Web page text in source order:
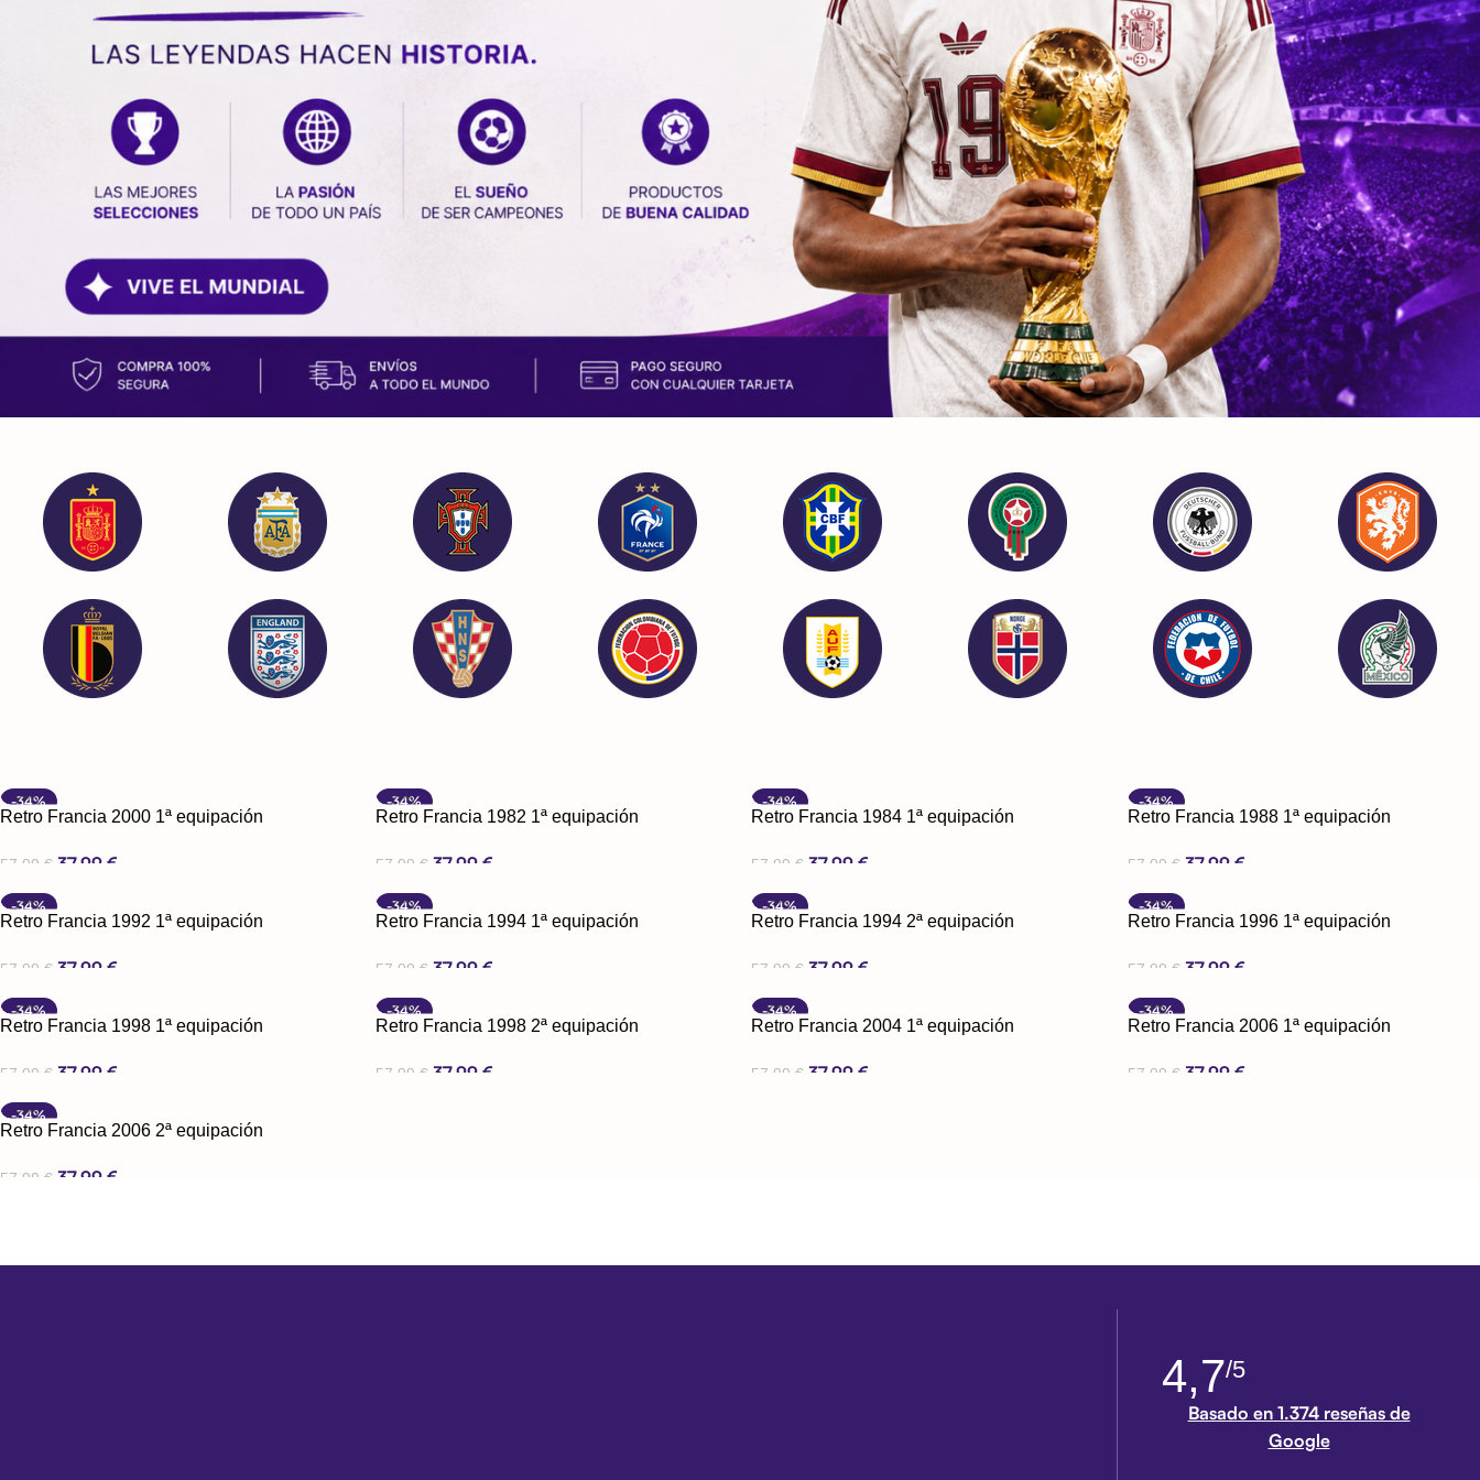
-34%
Retro Francia 2000 1ª equipación
57,99 € 37,99 €
Seleccionar Opciones
-34%
Retro Francia 1982 1ª equipación
57,99€ 37,99€
Seleccionar Opciones
-34%
Retro Francia 1984 1ª equipación
57,99€ 37,99€
Seleccionar Opciones
-34%
Retro Francia 1988 1ª equipación
57,99 € 37,99 €
Seleccionar Opciones
-34%
Retro Francia 1992 1ª equipación
57,99 € 37,99 €
Seleccionar Opciones
-34%
Retro Francia 1994 1ª equipación
57,99€ 37,99€
Seleccionar Opciones
-34%
Retro Francia 1994 2ª equipación
57,99€ 37,99€
Seleccionar Opciones
-34%
Retro Francia 1996 1ª equipación
57,99 € 37,99 €
Seleccionar Opciones
-34%
Retro Francia 1998 1ª equipación
57,99 € 37,99 €
Seleccionar Opciones
-34%
Retro Francia 1998 2ª equipación
57,99€ 37,99€
-34%
Retro Francia 2004 1ª equipación
57,99€ 37,99€
-34%
Retro Francia 2006 1ª equipación
57,99 € 37,99 €
-34%
Retro Francia 2006 2ª equipación
57,99 € 37,99 €
4,7/5
Basado en 1.374 reseñas de
Google